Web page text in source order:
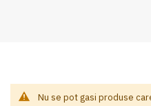
Nu se pot gasi produse